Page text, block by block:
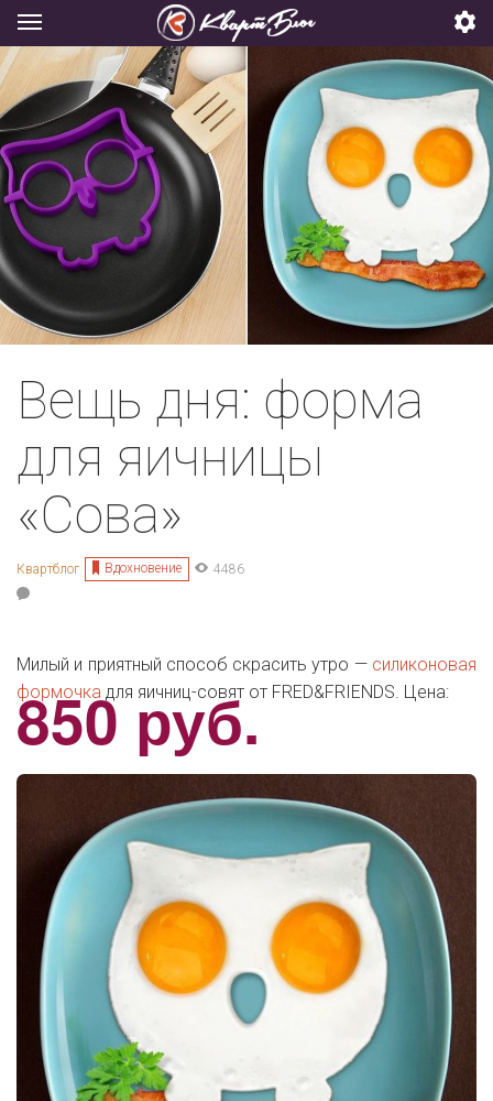
Вещь дня: форма
для яичницы
«Сова»
Квартблог Вдохновение 4486
Милый и приятный способ скрасить утро — силиконовая
формочка для яичниц-совят от FRED&FRIENDS. Цена:
850 руб.